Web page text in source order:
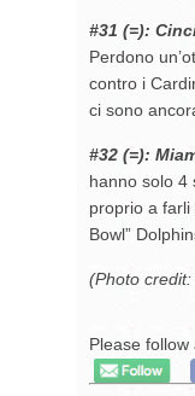
#31 (=):
Perdono
contro i
ci sono
#32 (=):
hanno solo 4
proprio a farli
Bowl”
(Photo
Please follow